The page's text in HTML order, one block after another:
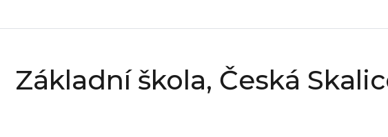
Základní škola, Česká